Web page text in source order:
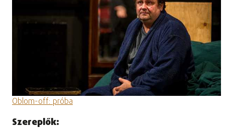
Oblom-off: próba
Szereplők: